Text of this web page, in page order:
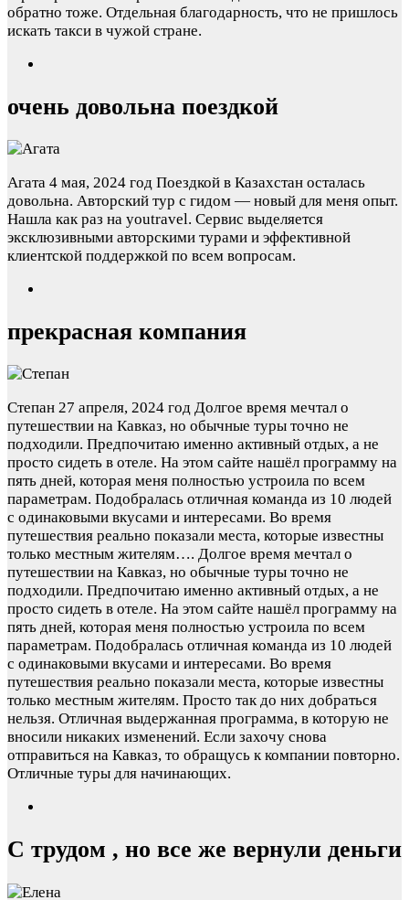
обратно тоже. Отдельная благодарность, что не пришлось
искать такси в чужой стране.
очень довольна поездкой
Агата 4 мая, 2024 год Поездкой в Казахстан осталась
довольна. Авторский тур с гидом — новый для меня опыт.
Нашла как раз на youtravel. Сервис выделяется
эксклюзивными авторскими турами и эффективной
клиентской поддержкой по всем вопросам.
прекрасная компания
Степан 27 апреля, 2024 год Долгое время мечтал о
путешествии на Кавказ, но обычные туры точно не
подходили. Предпочитаю именно активный отдых, а не
просто сидеть в отеле. На этом сайте нашёл программу на
пять дней, которая меня полностью устроила по всем
параметрам. Подобралась отличная команда из 10 людей
с одинаковыми вкусами и интересами. Во время
путешествия реально показали места, которые известны
только местным жителям…. Долгое время мечтал о
путешествии на Кавказ, но обычные туры точно не
подходили. Предпочитаю именно активный отдых, а не
просто сидеть в отеле. На этом сайте нашёл программу на
пять дней, которая меня полностью устроила по всем
параметрам. Подобралась отличная команда из 10 людей
с одинаковыми вкусами и интересами. Во время
путешествия реально показали места, которые известны
только местным жителям. Просто так до них добраться
нельзя. Отличная выдержанная программа, в которую не
вносили никаких изменений. Если захочу снова
отправиться на Кавказ, то обращусь к компании повторно.
Отличные туры для начинающих.
С трудом , но все же вернули деньги